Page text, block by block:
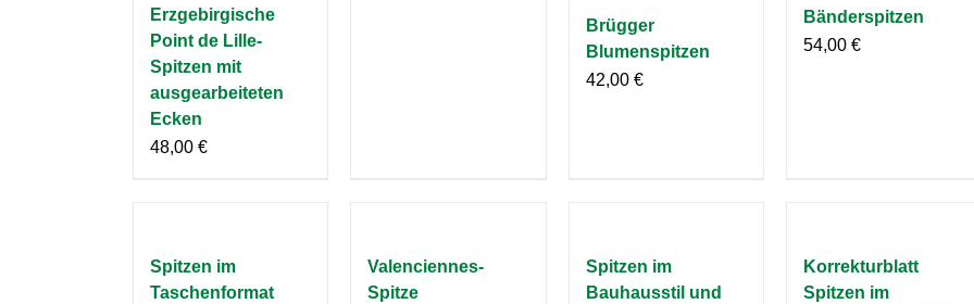
Erzgebirgische
Point de Lille-
Spitzen mit
ausgearbeiteten
Ecken
48,00 €
Brügger
Blumenspitzen
42,00 €
Bänderspitzen
54,00 €
Spitzen im
Taschenformat
Valenciennes-
Spitze
Spitzen im
Bauhausstil und
Korrekturblatt
Spitzen im